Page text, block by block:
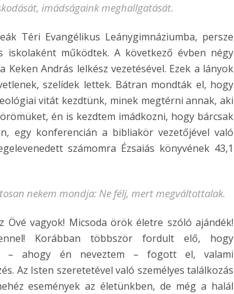
imádságaink meghallgatását.
Téri Evangélikus Leánygimnáziumba, persze
működtek. A következő évben négy
András lelkész vezetésével. Ezek a lányok
szelídek lettek. Bátran mondták el, hogy
vitát kezdtünk, minek megtérni annak, aki
én is kezdtem imádkozni, hogy bárcsak
egy konferencián a bibliakör vezetőjével való
számomra Ézsaiás könyvének 43,1
nekem mondja: Ne félj, mert megváltottalak.
vagyok! Micsoda örök életre szóló ajándék!
Korábban többször fordult elő, hogy
– ahogy én neveztem – fogott el, valami
Az Isten szeretetével való személyes találkozás
események az életünkben, de még a halál